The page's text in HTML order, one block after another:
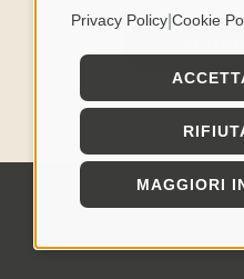
Privacy Policy Cookie
MAGGIORI